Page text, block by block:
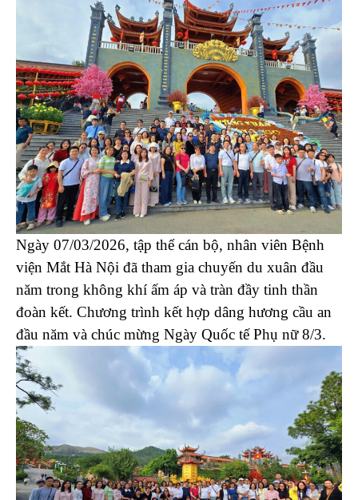
Ngày 07/03/2026, tập thể cán bộ, nhân viên Bệnh
viện Mắt Hà Nội đã tham gia chuyến du xuân đầu
năm trong không khí ấm áp và tràn đầy tinh thần
đoàn kết. Chương trình kết hợp dâng hương cầu an
đầu năm và chúc mừng Ngày Quốc tế Phụ nữ 8/3.